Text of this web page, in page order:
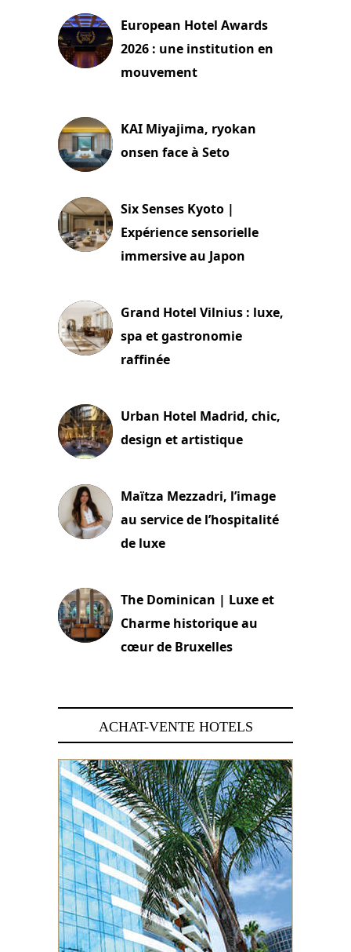
European Hotel Awards
2026 : une institution en
mouvement
KAI Miyajima, ryokan
onsen face à Seto
Six Senses Kyoto |
Expérience sensorielle
immersive au Japon
Grand Hotel Vilnius : luxe,
spa et gastronomie
raffinée
Urban Hotel Madrid, chic,
design et artistique
Maïtza Mezzadri, l’image
au service de l’hospitalité
de luxe
The Dominican | Luxe et
Charme historique au
cœur de Bruxelles
ACHAT-VENTE HOTELS